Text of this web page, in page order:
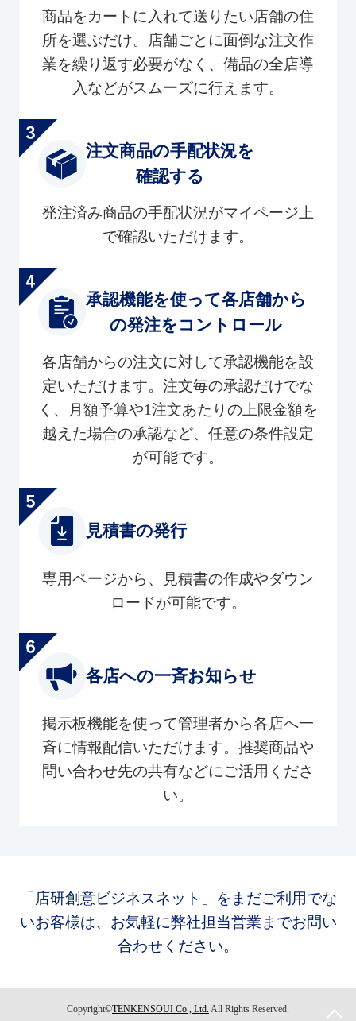
商品をカートに入れて送りたい店舗の住
所を選ぶだけ。店舗ごとに面倒な注文作
業を繰り返す必要がなく、備品の全店導
入などがスムーズに行えます。
注文商品の手配状況を
確認する
発注済み商品の手配状況がマイページ上
で確認いただけます。
承認機能を使って各店舗から
の発注をコントロール
各店舗からの注文に対して承認機能を設
定いただけます。注文毎の承認だけでな
く、月額予算や1注文あたりの上限金額を
越えた場合の承認など、任意の条件設定
が可能です。
見積書の発行
専用ページから、見積書の作成やダウン
ロードが可能です。
各店への一斉お知らせ
掲示板機能を使って管理者から各店へ一
斉に情報配信いただけます。推奨商品や
問い合わせ先の共有などにご活用くださ
い。
「店研創意ビジネスネット」をまだご利用でな
いお客様は、お気軽に弊社担当営業までお問い
合わせください。
Copyright©TENKENSOUI Co., Ltd. All Rights Reserved.